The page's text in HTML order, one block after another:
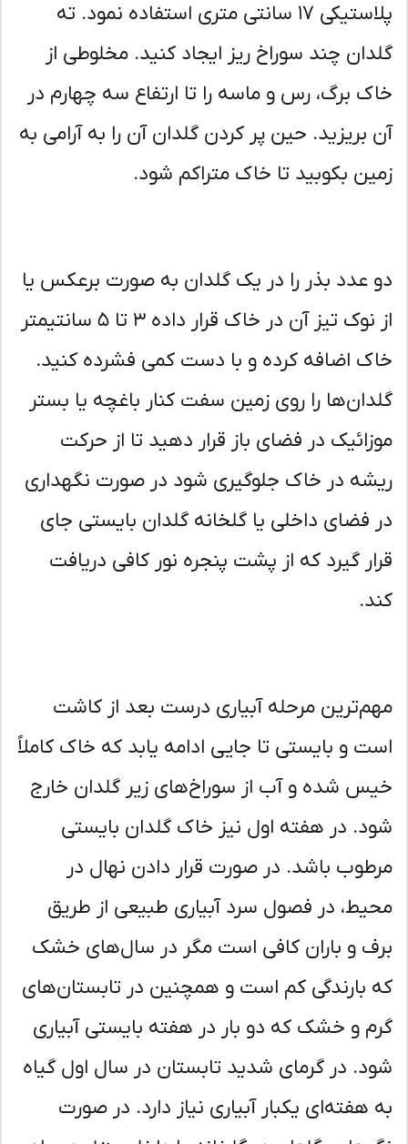
پلاستیکی ۱۷ سانتی متری استفاده نمود. ته
چند سوراخ ریز ایجاد کنید. مخلوطی از
برگ، رس و ماسه را تا ارتفاع سه چهارم در
بریزید. حین پر کردن گلدان آن را به آرامی به
بکوبید تا خاک متراکم شود.
عدد بذر را در یک گلدان به صورت برعکس یا
از نوک تیز آن در خاک قرار داده ۳ تا ۵ سانتیمتر
اضافه کرده و با دست کمی فشرده کنید.
را روی زمین سفت کنار باغچه یا بستر
در فضای باز قرار دهید تا از حرکت
در خاک جلوگیری شود در صورت نگهداری
فضای داخلی یا گلخانه گلدان بایستی جای
گیرد که از پشت پنجره نور کافی دریافت
مرحله آبیاری درست بعد از کاشت
و بایستی تا جایی ادامه یابد که خاک کاملاً
شده و آب از سوراخ‌های زیر گلدان خارج
در هفته اول نیز خاک گلدان بایستی
باشد. در صورت قرار دادن نهال در
در فصول سرد آبیاری طبیعی از طریق
و باران کافی است مگر در سال‌های خشک
بارندگی کم است و همچنین در تابستان‌های
و خشک که دو بار در هفته بایستی آبیاری
در گرمای شدید تابستان در سال اول گیاه
هفته‌ای یکبار آبیاری نیاز دارد. در صورت